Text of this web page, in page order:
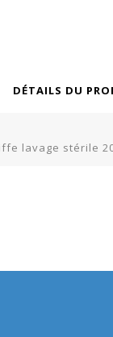
DÉTAILS DU
lavage stérile